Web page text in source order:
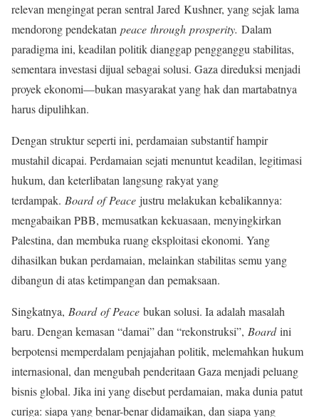
relevan mengingat peran sentral Jared Kushner, yang sejak lama
mendorong pendekatan peace through prosperity. Dalam
paradigma ini, keadilan politik dianggap pengganggu stabilitas,
sementara investasi dijual sebagai solusi. Gaza direduksi menjadi
proyek ekonomi—bukan masyarakat yang hak dan martabatnya
harus dipulihkan.
Dengan struktur seperti ini, perdamaian substantif hampir
mustahil dicapai. Perdamaian sejati menuntut keadilan, legitimasi
hukum, dan keterlibatan langsung rakyat yang
terdampak. Board of Peace justru melakukan kebalikannya:
mengabaikan PBB, memusatkan kekuasaan, menyingkirkan
Palestina, dan membuka ruang eksploitasi ekonomi. Yang
dihasilkan bukan perdamaian, melainkan stabilitas semu yang
dibangun di atas ketimpangan dan pemaksaan.
Singkatnya, Board of Peace bukan solusi. Ia adalah masalah
baru. Dengan kemasan “damai” dan “rekonstruksi”, Boardini
berpotensi memperdalam penjajahan politik, melemahkan hukum
internasional, dan mengubah penderitaan Gaza menjadi peluang
bisnis global. Jika ini yang disebut perdamaian, maka dunia patut
curiga: siapa yang benar-benar didamaikan, dan siapa yang